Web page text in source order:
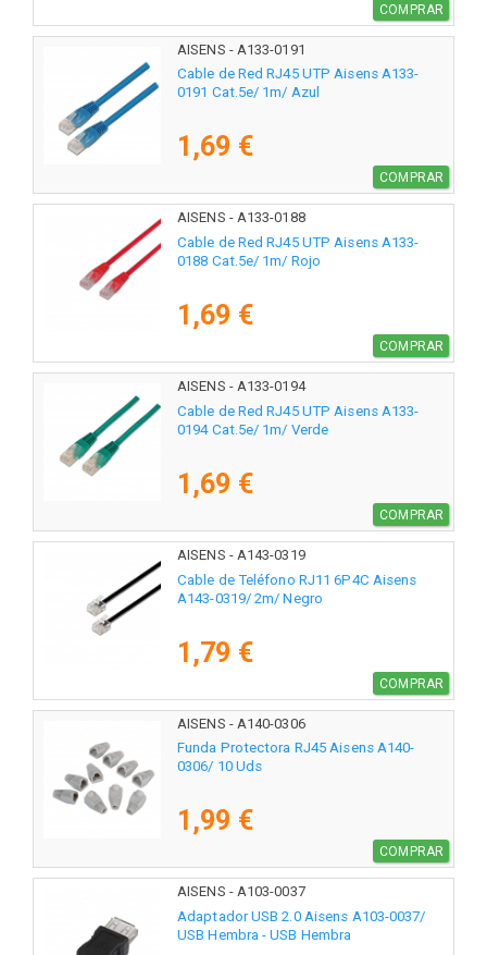
COMPRAR
AISENS - A133-0191
Cable de Red RJ45 UTP Aisens A133-
0191 Cat.5e/ 1m/ Azul
1,69 €
COMPRAR
AISENS - A133-0188
Cable de Red RJ45 UTP Aisens A133-
0188 Cat.5e/ 1m/ Rojo
1,69 €
COMPRAR
AISENS - A133-0194
Cable de Red RJ45 UTP Aisens A133-
0194 Cat.5e/ 1m/ Verde
1,69 €
COMPRAR
AISENS - A143-0319
Cable de Teléfono RJ11 6P4C Aisens
A143-0319/ 2m/ Negro
1,79 €
COMPRAR
AISENS - A140-0306
Funda Protectora RJ45 Aisens A140-
0306/ 10 Uds
1,99 €
COMPRAR
AISENS - A103-0037
Adaptador USB 2.0 Aisens A103-0037/
USB Hembra - USB Hembra